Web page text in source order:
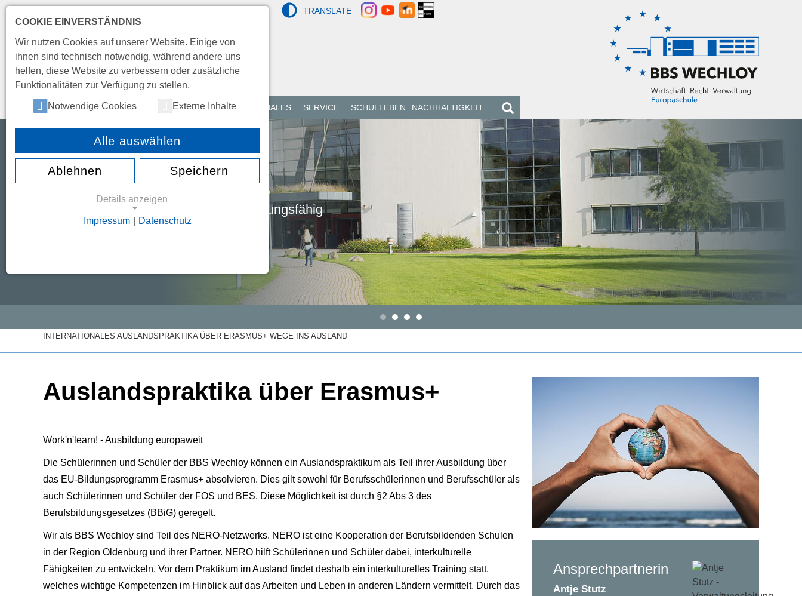
TRANSLATE
SCHULE BILDUNGSANGEBOT INTERNATIONALES SERVICE SCHULLEBEN NACHHALTIGKEIT
Wir wollen eine Schule leben,
die offen, freundlich, entwicklungsfähig
und partnerschaftlich ist.
INTERNATIONALES AUSLANDSPRAKTIKA ÜBER ERASMUS+ WEGE INS AUSLAND
Ansprechpartnerin
Antje Stutz
Auslandspraktika über Erasmus+
Work'n'learn! - Ausbildung europaweit
Die Schülerinnen und Schüler der BBS Wechloy können ein Auslandspraktikum als Teil ihrer Ausbildung über
das EU-Bildungsprogramm Erasmus+ absolvieren. Dies gilt sowohl für Berufsschülerinnen und Berufsschüler als
auch Schülerinnen und Schüler der FOS und BES. Diese Möglichkeit ist durch §2 Abs 3 des
Berufsbildungsgesetzes (BBiG) geregelt.
Wir als BBS Wechloy sind Teil des NERO-Netzwerks. NERO ist eine Kooperation der Berufsbildenden Schulen
in der Region Oldenburg und ihrer Partner. NERO hilft Schülerinnen und Schüler dabei, interkulturelle
Fähigkeiten zu entwickeln. Vor dem Praktikum im Ausland findet deshalb ein interkulturelles Training statt,
welches wichtige Kompetenzen im Hinblick auf das Arbeiten und Leben in anderen Ländern vermittelt. Durch das
COOKIE EINVERSTÄNDNIS
Wir nutzen Cookies auf unserer Website. Einige von
ihnen sind technisch notwendig, während andere uns
helfen, diese Website zu verbessern oder zusätzliche
Funktionalitäten zur Verfügung zu stellen.
Notwendige Cookies Externe Inhalte
Alle auswählen
Ablehnen Speichern
Details anzeigen
Impressum Datenschutz